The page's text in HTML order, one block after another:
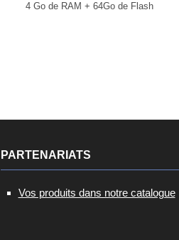
4 Go de RAM + 64Go de Flash
PARTENARIATS
Vos produits dans notre catalogue